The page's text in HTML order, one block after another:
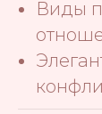
Виды